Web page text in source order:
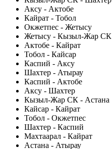
Аксу - Актобе
Кайрат - Тобол
Окжетпес - Жетысу
Жетысу - Кызыл-Жар СК
Актобе - Кайрат
Тобол - Кайсар
Каспий - Аксу
Шахтер - Атырау
Каспий - Актобе
Аксу - Шахтер
Кызыл-Жар СК - Астана
Кайсар - Кайрат
Тобол - Окжетпес
Шахтер - Каспий
Махтаарал - Кайрат
Астана - Атырау